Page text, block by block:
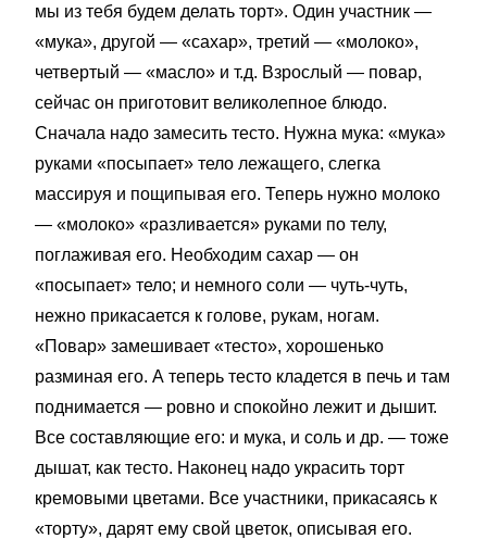
мы из тебя будем делать торт». Один участник —
«мука», другой — «сахар», третий — «молоко»,
четвертый — «масло» и т.д. Взрослый — повар,
сейчас он приготовит великолепное блюдо.
Сначала надо замесить тесто. Нужна мука: «мука»
руками «посыпает» тело лежащего, слегка
массируя и пощипывая его. Теперь нужно молоко
— «мо­локо» «разливается» руками по телу,
поглаживая его. Необходим сахар — он
«посыпает» тело; и немного соли — чуть-чуть,
нежно прикасается к голове, рукам, ногам.
«Повар» замешивает «тесто», хорошенько
разминая его. А теперь тесто кладется в печь и там
поднимается — ровно и спокойно лежит и дышит.
Все составляющие его: и мука, и соль и др. — тоже
дышат, как тесто. Наконец надо украсить торт
кремовыми цветами. Все участники, прикасаясь к
«торту», дарят ему свой цветок, описывая его.